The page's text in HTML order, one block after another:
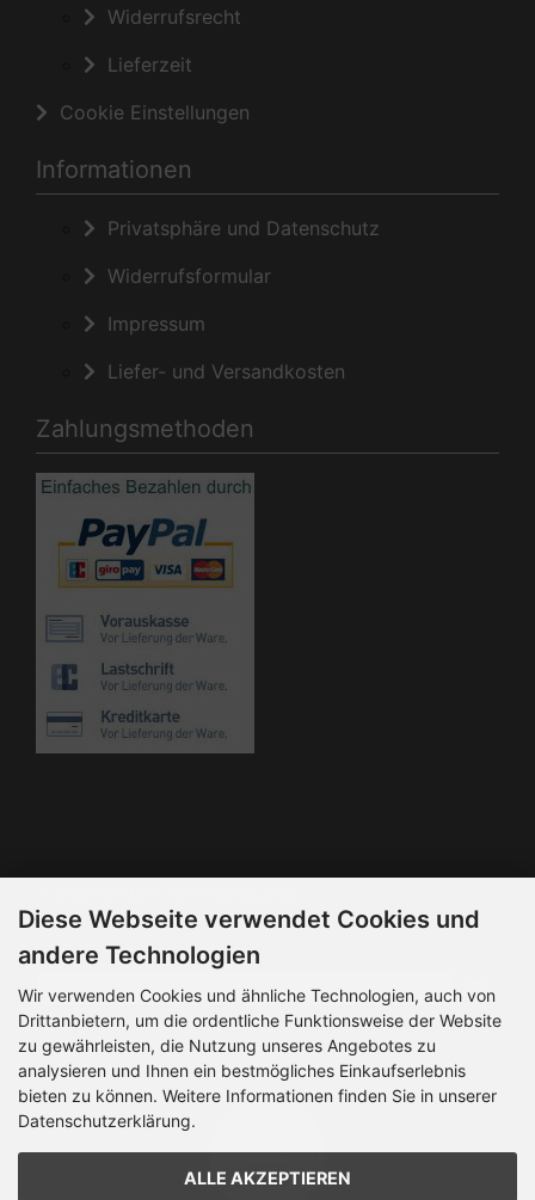
Widerrufsrecht
Lieferzeit
Cookie Einstellungen
Informationen
Privatsphäre und Datenschutz
Widerrufsformular
Impressum
Liefer- und Versandkosten
Zahlungsmethoden
Der Newsletter kann jederzeit hier oder in Ihrem Kundenkonto
abbestellt werden.
Diese Webseite verwendet Cookies und
andere Technologien
Wir verwenden Cookies und ähnliche Technologien, auch von
Drittanbietern, um die ordentliche Funktionsweise der Website
zu gewährleisten, die Nutzung unseres Angebotes zu
analysieren und Ihnen ein bestmögliches Einkaufserlebnis
bieten zu können. Weitere Informationen finden Sie in unserer
Datenschutzerklärung.
ALLE AKZEPTIEREN